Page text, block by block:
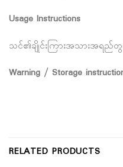
Usage Instructions
သင်၏ချိုင်းကြားအသားအရည်တွ
Warning / Storage
RELATED PRODUCTS